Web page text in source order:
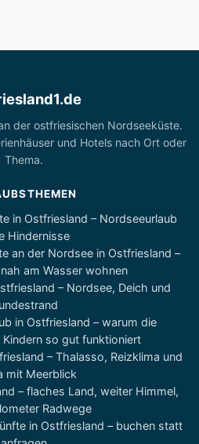
der ostfriesischen Nordseeküste.
und Hotels nach Ort oder
Thema.
in Ostfriesland – Nordseeurlaub
Hindernisse
an der Nordsee in Ostfriesland –
am Wasser wohnen
– Nordsee, Deich und
in Ostfriesland – warum die
so gut funktioniert
– Thalasso, Reizklima und
mit Meerblick
– flaches Land, weiter Himmel,
Radwege
in Ostfriesland – buchen statt